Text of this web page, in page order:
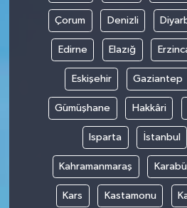
Çorum Denizli
Edirne Elazığ
Eskişehir Gaziantep
Gümüşhane Hakkâri
Isparta İstanbul
Kahramanmaraş
Kars Kastamonu